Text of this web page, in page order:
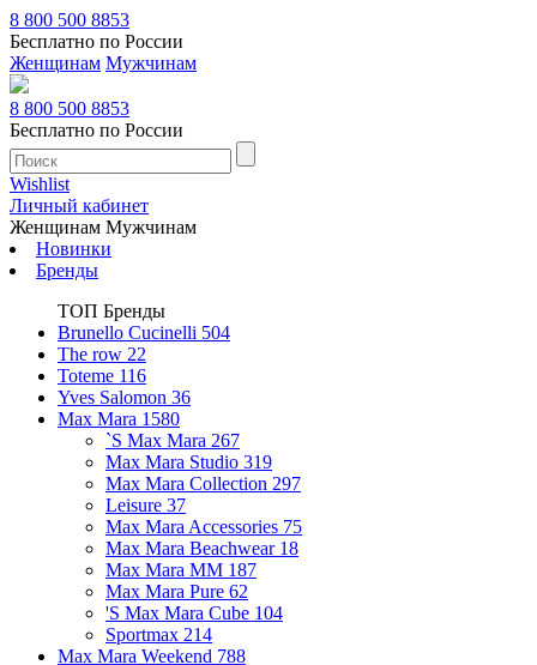
8 800 500 8853
Бесплатно по России
Женщинам Мужчинам
8 800 500 8853
Бесплатно по России
Wishlist
Личный кабинет
Женщинам Мужчинам
Новинки
Бренды
ТОП Бренды
Brunello Cucinelli 504
The row 22
Toteme 116
Yves Salomon 36
Max Mara 1580
`S Max Mara 267
Max Mara Studio 319
Max Mara Collection 297
Leisure 37
Max Mara Accessories 75
Max Mara Beachwear 18
Max Mara MM 187
Max Mara Pure 62
'S Max Mara Cube 104
Sportmax 214
Max Mara Weekend 788